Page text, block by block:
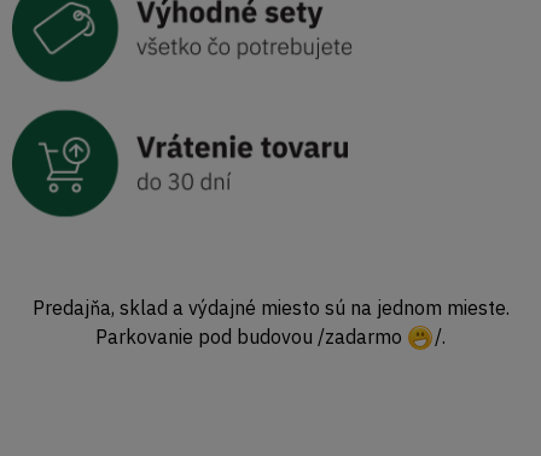
Predajňa, sklad a výdajné miesto sú na jednom mieste.
Parkovanie pod budovou /zadarmo
/.